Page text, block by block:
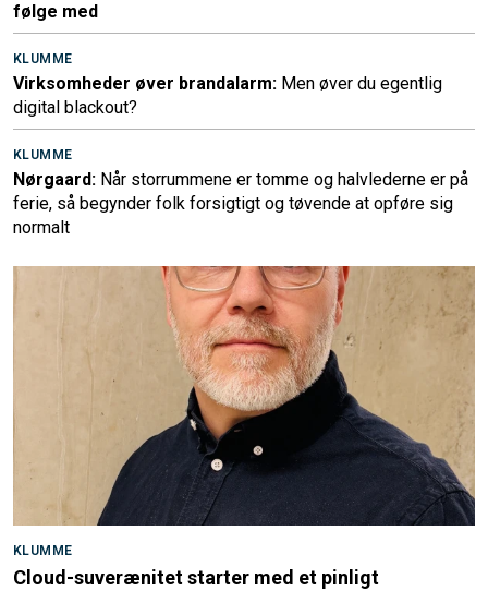
følge med
KLUMME
Virksomheder øver brandalarm: Men øver du egentlig
digital blackout?
KLUMME
Nørgaard: Når storrummene er tomme og halvlederne er på
ferie, så begynder folk forsigtigt og tøvende at opføre sig
normalt
KLUMME
Cloud-suverænitet starter med et pinligt